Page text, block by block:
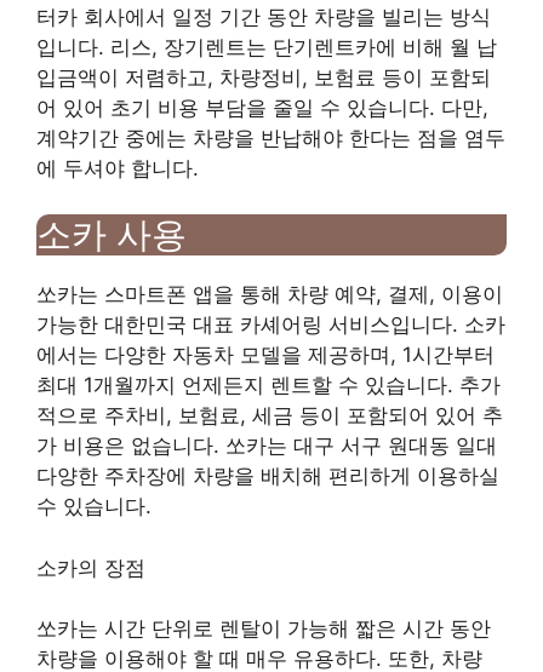
터카 회사에서 일정 기간 동안 차량을 빌리는 방식
입니다. 리스, 장기렌트는 단기렌트카에 비해 월 납
입금액이 저렴하고, 차량정비, 보험료 등이 포함되
어 있어 초기 비용 부담을 줄일 수 있습니다. 다만,
계약기간 중에는 차량을 반납해야 한다는 점을 염두
에 두셔야 합니다.
소카 사용
쏘카는 스마트폰 앱을 통해 차량 예약, 결제, 이용이
가능한 대한민국 대표 카셰어링 서비스입니다. 소카
에서는 다양한 자동차 모델을 제공하며, 1시간부터
최대 1개월까지 언제든지 렌트할 수 있습니다. 추가
적으로 주차비, 보험료, 세금 등이 포함되어 있어 추
가 비용은 없습니다. 쏘카는 대구 서구 원대동 일대
다양한 주차장에 차량을 배치해 편리하게 이용하실
수 있습니다.
소카의 장점
쏘카는 시간 단위로 렌탈이 가능해 짧은 시간 동안
차량을 이용해야 할 때 매우 유용하다. 또한, 차량